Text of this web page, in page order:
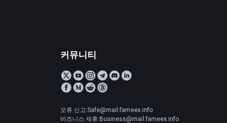
커뮤니티
오류 신고:Safe@mail.fameex.info
비즈니스 제휴:Business@mail.fameex.info